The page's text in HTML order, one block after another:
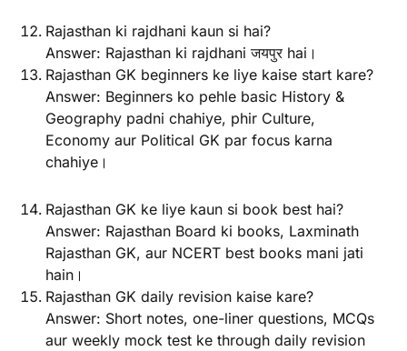
Rajasthan ki rajdhani kaun si hai?
Answer: Rajasthan ki rajdhani जयपुर hai।
Rajasthan GK beginners ke liye kaise start kare?
Answer: Beginners ko pehle basic History &
Geography padni chahiye, phir Culture,
Economy aur Political GK par focus karna
chahiye।
Rajasthan GK ke liye kaun si book best hai?
Answer: Rajasthan Board ki books, Laxminath
Rajasthan GK, aur NCERT best books mani jati
hain।
Rajasthan GK daily revision kaise kare?
Answer: Short notes, one-liner questions, MCQs
aur weekly mock test ke through daily revision